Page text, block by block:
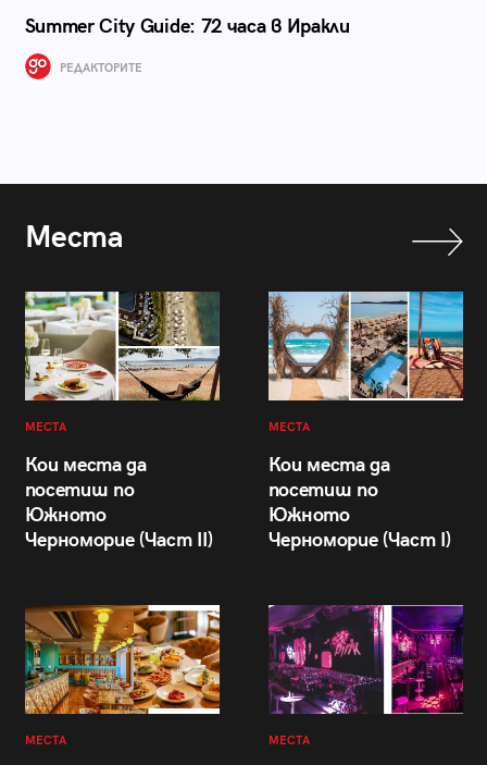
Summer City Guide: 72 часа в Иракли
РЕДАКТОРИТЕ
Места
МЕСТА
Кои места да
посетиш по
Южното
Черноморие (Част II)
МЕСТА
Кои места да
посетиш по
Южното
Черноморие (Част I)
МЕСТА МЕСТА